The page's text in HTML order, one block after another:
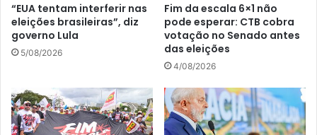
“EUA tentam interferir nas
eleições brasileiras”, diz
governo Lula
5/08/2026
Fim da escala 6×1 não
pode esperar: CTB cobra
votação no Senado antes
das eleições
4/08/2026